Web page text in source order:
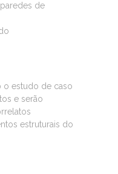
de
o estudo de caso
e serão
estruturais do